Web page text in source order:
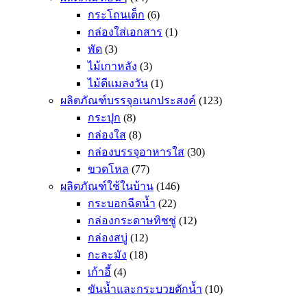
กระโถนเด็ก (6)
กล่องใส่เอกสาร (1)
พัด (3)
ไม้เกาหลัง (3)
ไม้ตีแมลงวัน (1)
ผลิตภัณฑ์บรรจุอเนกประสงค์ (123)
กระปุก (8)
กล่องใส (8)
กล่องบรรจุอาหารใส (30)
ขวดโหล (77)
ผลิตภัณฑ์ใช้ในบ้าน (146)
กระบอกฉีดน้ำ (22)
กล่องกระดาษทิชชู่ (12)
กล่องสบู่ (12)
กะละมัง (18)
เก้าอี้ (4)
ขันน้ำและกระบวยตักน้ำ (10)